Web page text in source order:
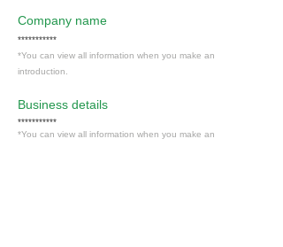
Company name
***********
*You can view all information when you make an
introduction.
​Business details
***********
*You can view all information when you make an